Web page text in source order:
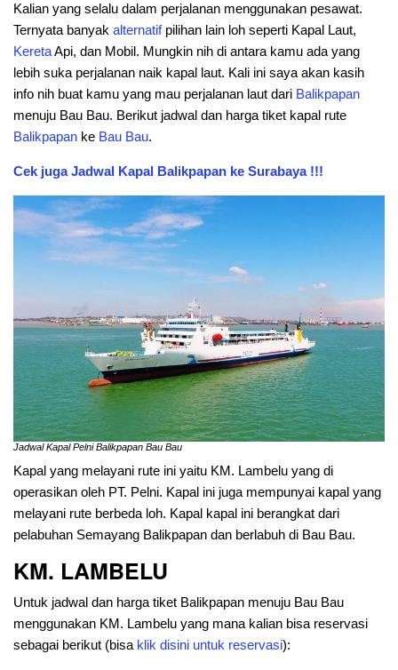
Kalian yang selalu dalam perjalanan menggunakan pesawat.
Ternyata banyak alternatifpilihan lain loh seperti Kapal Laut,
KeretaApi, dan Mobil. Mungkin nih di antara kamu ada yang
lebih suka perjalanan naik kapal laut. Kali ini saya akan kasih
info nih buat kamu yang mau perjalanan laut dari Balikpapan
menuju Bau Bau. Berikut jadwal dan harga tiket kapal rute
Balikpapan ke Bau Bau.
Cek juga Jadwal Kapal Balikpapan ke Surabaya !!!
Jadwal Kapal Pelni Balikpapan Bau Bau
Kapal yang melayani rute ini yaitu KM. Lambelu yang di
operasikan oleh PT. Pelni. Kapal ini juga mempunyai kapal yang
melayani rute berbeda loh. Kapal kapal ini berangkat dari
pelabuhan Semayang Balikpapan dan berlabuh di Bau Bau.
KM. LAMBELU
Untuk jadwal dan harga tiket Balikpapan menuju Bau Bau
menggunakan KM. Lambelu yang mana kalian bisa reservasi
sebagai berikut (bisa klik disini untuk reservasi):